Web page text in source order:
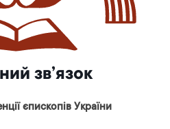
зв’язок
єпископів України